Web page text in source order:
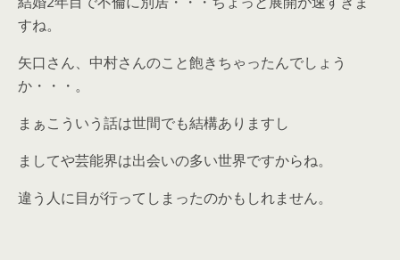
すね。
矢口さん、中村さんのこと飽きちゃったんでしょう
か・・・。
まぁこういう話は世間でも結構ありますし
ましてや芸能界は出会いの多い世界ですからね。
違う人に目が行ってしまったのかもしれません。